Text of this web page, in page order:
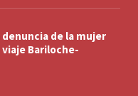
denuncia de la mujer
viaje Bariloche-